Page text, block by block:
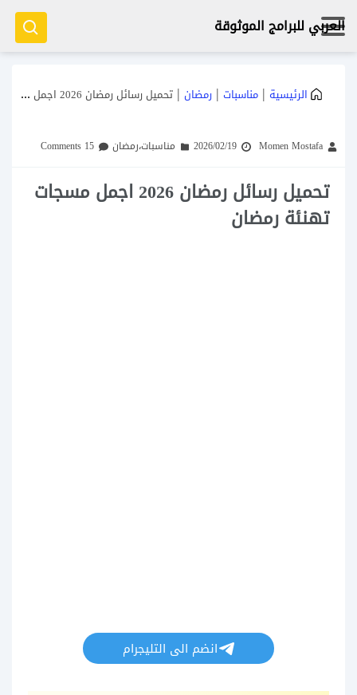
العربي للبرامج الموثوقة
الرئيسية | مناسبات | رمضان | تحميل رسائل رمضان 2026 اجمل مسجات تهنئة رمضان
Momen Mostafa
2026/02/19 مناسبات،رمضان 15 Comments
تحميل رسائل رمضان 2026 اجمل مسجات
تهنئة رمضان
انضم الى التليجرام